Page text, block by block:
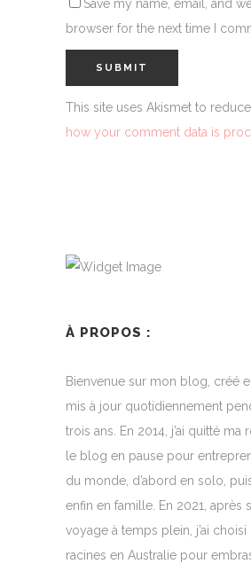
Save my name, email, and
browser for the next time I
This site uses Akismet to
how your comment data is
À PROPOS :
Bienvenue sur mon blog, créé
mis à jour quotidiennement
trois ans. En 2014, j’ai quitté ma
le blog en pause pour
du monde, d’abord en solo,
enfin en famille. En 2021, après
voyage à temps plein, j’ai
racines en Australie pour